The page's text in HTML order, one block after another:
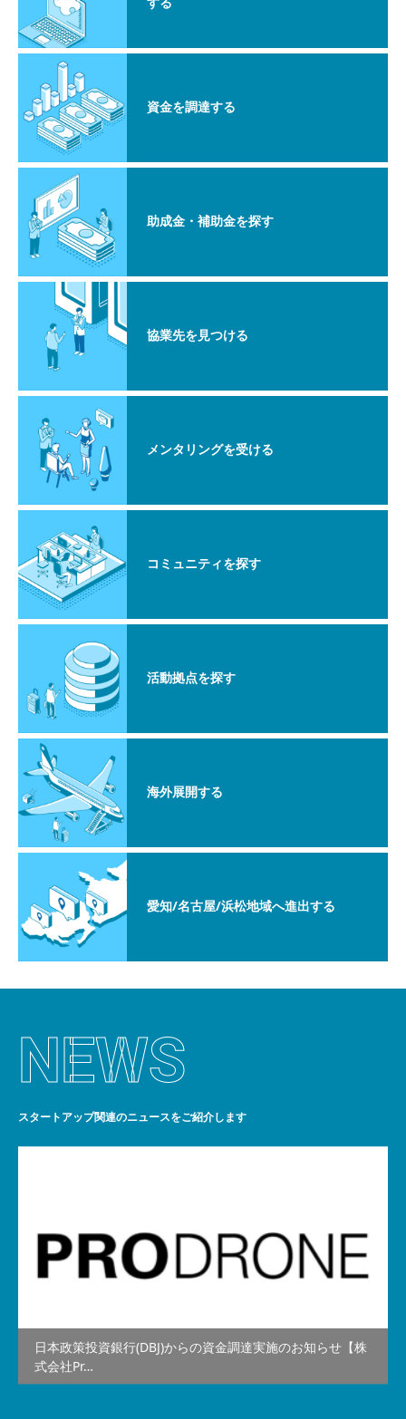
資金を調達する
助成金・補助金を探す
協業先を見つける
メンタリングを受ける
コミュニティを探す
活動拠点を探す
海外展開する
愛知/名古屋/浜松地域へ進出する
NEWS
スタートアップ関連のニュースをご紹介します
日本政策投資銀行(DBJ)からの資金調達実施のお知らせ【株
式会社Pr…